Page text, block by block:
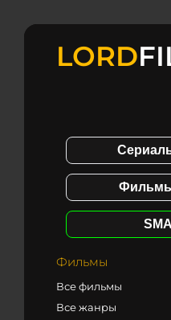
LORD
Фильмы
Все фильмы
Все жанры